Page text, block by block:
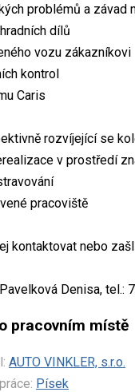
problémů a závad
dílů
vozu zákazníkovi
kontrol
Caris
rozvíjející se
v prostředí
pracoviště
kontaktovat nebo
Denisa, tel.:
pracovním místě
AUTO VINKLER, s.r.o.
Písek